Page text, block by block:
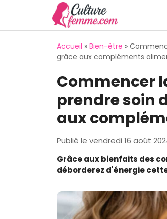
Accueil » Bien-être »
grâce aux compléments
Commencer
prendre soin
aux
Publié le vendredi 16 août
Grâce aux bienfaits des
déborderez d'énergie